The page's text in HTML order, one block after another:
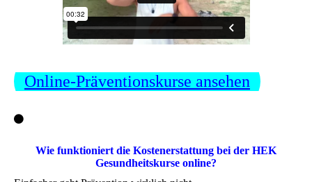
Online-Präventionskurse ansehen
Wie funktioniert die Kostenerstattung bei der HEK
Gesundheitskurse online?